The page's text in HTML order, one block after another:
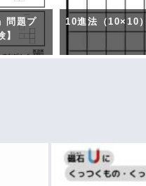
問題プ
10進法（10×10